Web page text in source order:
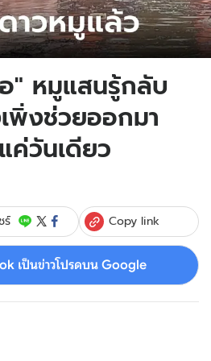
" หมูแสนรู้กลับ
พิ่งช่วยออกมา
ค่วันเดียว
ร์ Copy link
เป็นข่าวโปรดบน Google